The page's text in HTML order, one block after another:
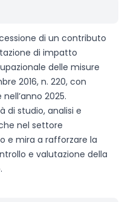
di un contributo
di impatto
delle misure
2016, n. 220, con
2025.
di studio, analisi e
nel settore
e mira a rafforzare la
e valutazione della